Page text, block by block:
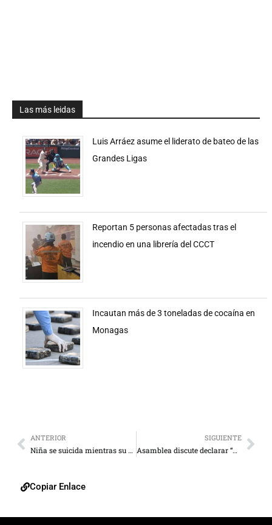
Las más leidas
Luis Arráez asume el liderato de bateo de las
Grandes Ligas
Reportan 5 personas afectadas tras el
incendio en una librería del CCCT
Incautan más de 3 toneladas de cocaína en
Monagas
ANTERIOR
Niña se suicida mientras su madre se burlaba de ella
SIGUIENTE
Asamblea discute declarar “hambruna” en el país
Copiar Enlace